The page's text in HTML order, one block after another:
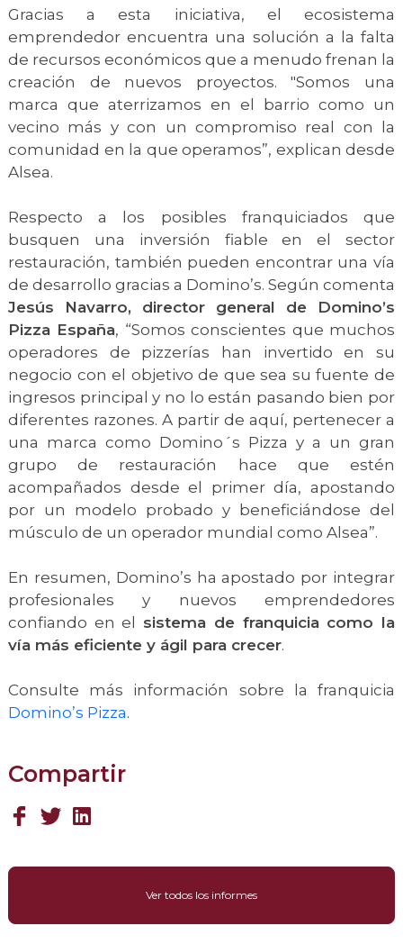
Gracias a esta iniciativa, el ecosistema
emprendedor encuentra una solución a la falta
de recursos económicos que a menudo frenan la
creación de nuevos proyectos. "Somos una
marca que aterrizamos en el barrio como un
vecino más y con un compromiso real con la
comunidad en la que operamos”, explican desde
Alsea.
Respecto a los posibles franquiciados que
busquen una inversión fiable en el sector
restauración, también pueden encontrar una vía
de desarrollo gracias a Domino’s. Según comenta
Jesús Navarro, director general de Domino’s
Pizza España, “Somos conscientes que muchos
operadores de pizzerías han invertido en su
negocio con el objetivo de que sea su fuente de
ingresos principal y no lo están pasando bien por
diferentes razones. A partir de aquí, pertenecer a
una marca como Domino´s Pizza y a un gran
grupo de restauración hace que estén
acompañados desde el primer día, apostando
por un modelo probado y beneficiándose del
músculo de un operador mundial como Alsea”.
En resumen, Domino’s ha apostado por integrar
profesionales y nuevos emprendedores
confiando en el sistema de franquicia como la
vía más eficiente y ágil para crecer.
Consulte más información sobre la franquicia
Domino’s Pizza.
Compartir
Ver todos los informes